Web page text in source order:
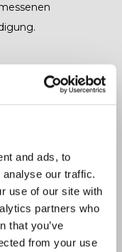
and ads, to
our traffic.
use of our site with
partners who
that you’ve
from your use
tragen, dass die
Personen
Personen
die Software